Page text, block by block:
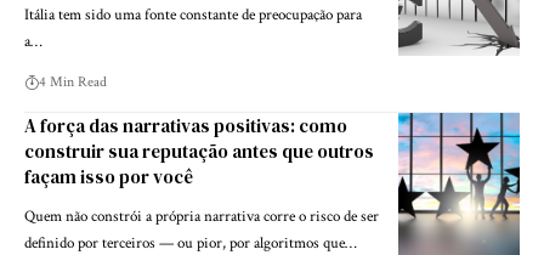
Itália tem sido uma fonte constante de preocupação para
a…
4 Min Read
A força das narrativas positivas: como
construir sua reputação antes que outros
façam isso por você
Quem não constrói a própria narrativa corre o risco de ser
definido por terceiros — ou pior, por algoritmos que…